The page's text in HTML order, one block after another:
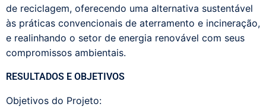
de reciclagem, oferecendo uma alternativa sustentável
às práticas convencionais de aterramento e incineração,
e realinhando o setor de energia renovável com seus
compromissos ambientais.
RESULTADOS E OBJETIVOS
Objetivos do Projeto: